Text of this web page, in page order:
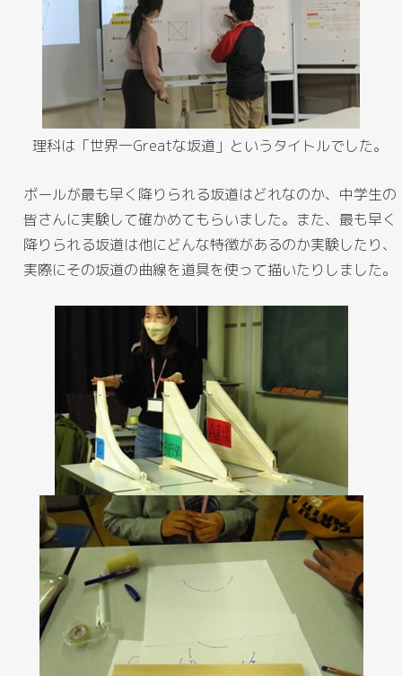
理科は「世界一Greatな坂道」というタイトルでした。
ボールが最も早く降りられる坂道はどれなのか、中学生の
皆さんに実験して確かめてもらいました。また、最も早く
降りられる坂道は他にどんな特徴があるのか実験したり、
実際にその坂道の曲線を道具を使って描いたりしました。